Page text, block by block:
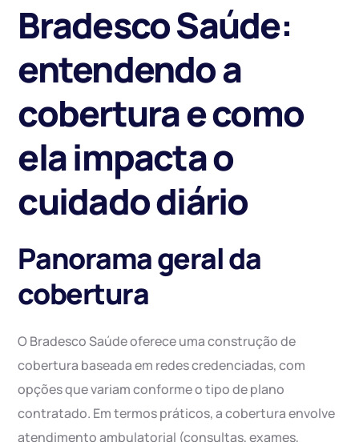
Bradesco Saúde:
entendendo a
cobertura e como
ela impacta o
cuidado diário
Panorama geral da
cobertura
O Bradesco Saúde oferece uma construção de
cobertura baseada em redes credenciadas, com
opções que variam conforme o tipo de plano
contratado. Em termos práticos, a cobertura envolve
atendimento ambulatorial (consultas, exames,